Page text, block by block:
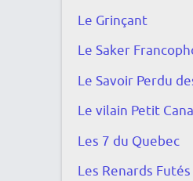
Le Grinçant
Le Saker
Le Savoir Perdu
Le vilain Petit
Les 7 du Quebec
Les Renards Futés